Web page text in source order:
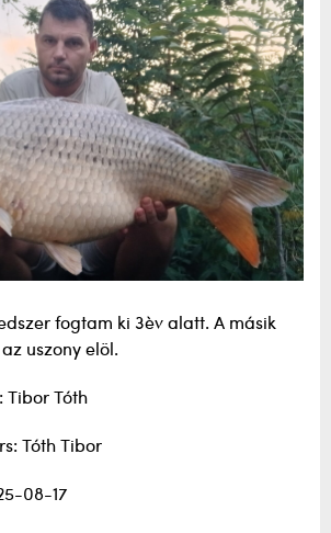
fogtam ki 3èv alatt. A másik
uszony elöl.
Tibor Tóth
Tóth Tibor
08-17